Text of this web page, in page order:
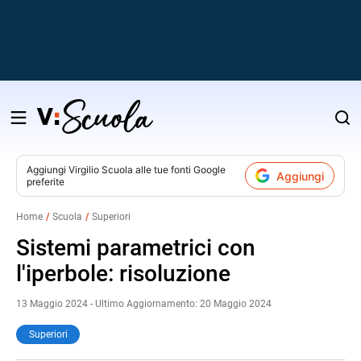
Salta
contenuto
Aggiungi Virgilio Scuola alle tue fonti Google
preferite
Aggiungi
Home Scuola Superiori
Sistemi parametrici con
l'iperbole: risoluzione
13 Maggio 2024 - Ultimo Aggiornamento: 20 Maggio 2024
Superiori